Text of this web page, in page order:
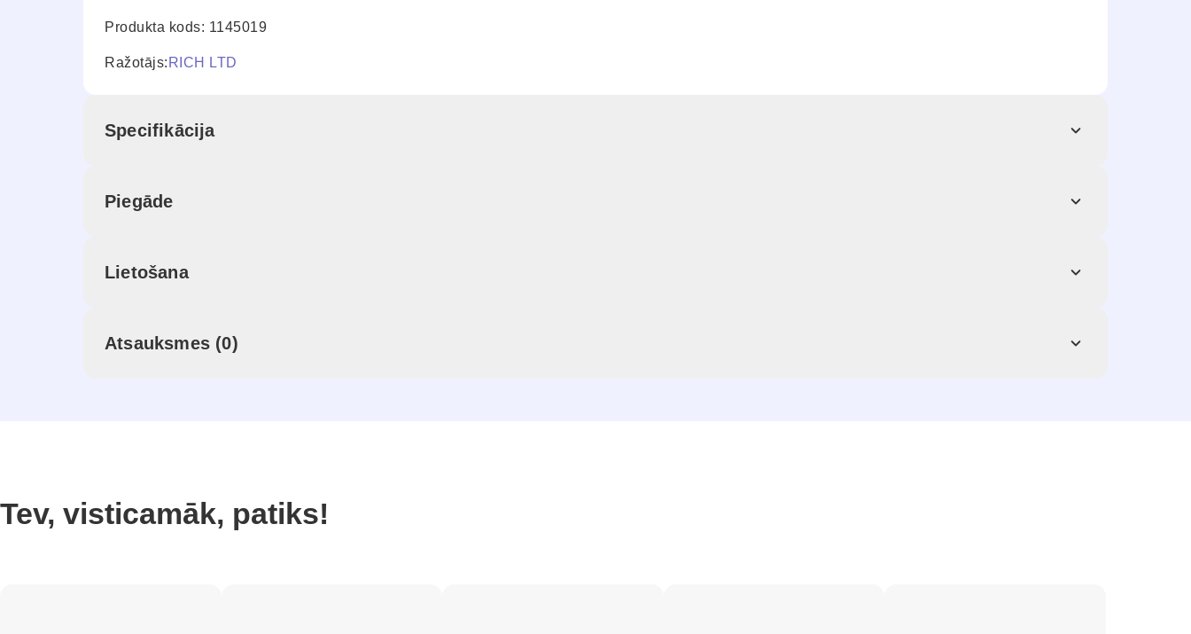
Produkta kods: 1145019
Ražotājs: RICH LTD
Specifikācija
Piegāde
Lietošana
Atsauksmes (0)
Tev, visticamāk, patiks!